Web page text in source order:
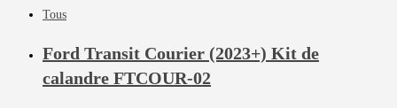
Tous
Ford Transit Courier (2023+) Kit de
calandre FTCOUR-02